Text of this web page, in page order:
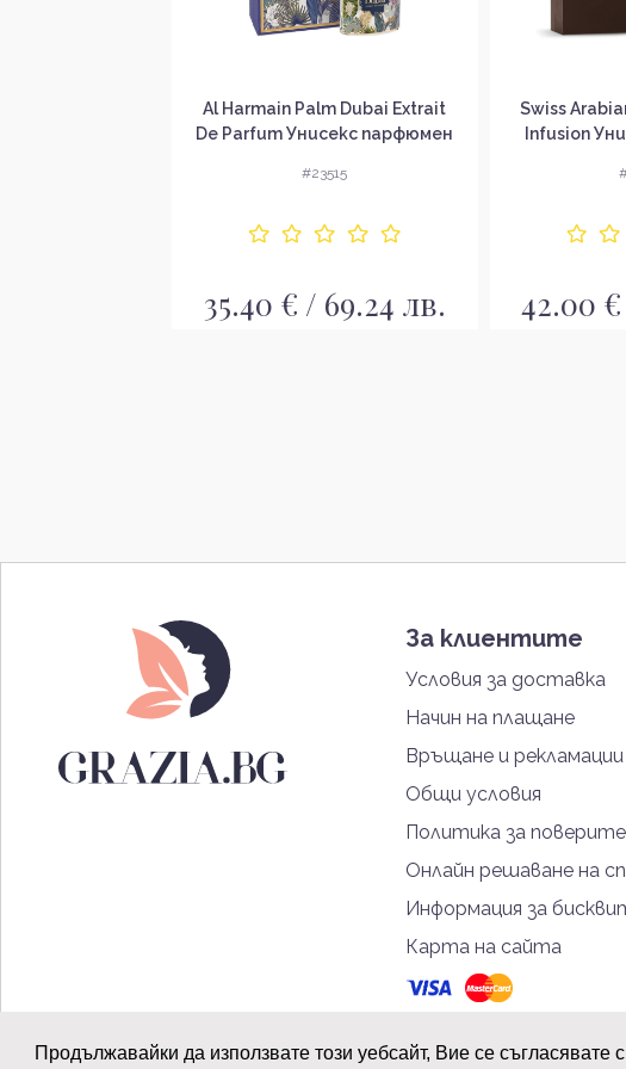
Продължавайки да използвате този уебсайт, Вие се съгласявате с
Al Harmain Palm Dubai Extrait
De Parfum Унисекс парфюмен
#23515
35.40 € / 69.24 лв.
Swiss
Infusion
42.00
За клиентите
Условия за доставка
Начин на плащане
Връщане и рекламации
Общи условия
Политика за
Онлайн решаване на
Информация за
Карта на сайта